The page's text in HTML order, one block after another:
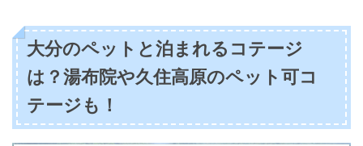
大分のペットと泊まれるコテージ
は？湯布院や久住高原のペット可コ
テージも！